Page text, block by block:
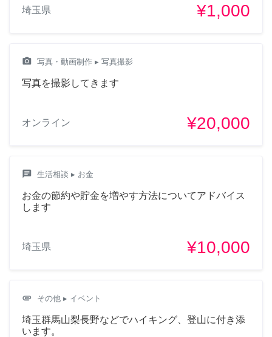
埼玉県 ¥1,000
camera_alt 写真・動画制作 ▸ 写真撮影
写真を撮影してきます
オンライン ¥20,000
chat 生活相談 ▸ お金
お金の節約や貯金を増やす方法についてアドバイス
します
埼玉県 ¥10,000
attachment その他 ▸ イベント
埼玉群馬山梨長野などでハイキング、登山に付き添
います。